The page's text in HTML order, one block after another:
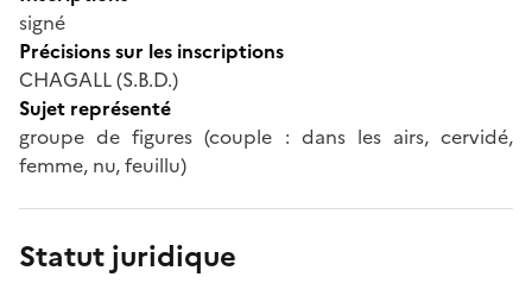
signé
Précisions sur les inscriptions
CHAGALL (S.B.D.)
Sujet représenté
groupe de figures (couple : dans les airs, cervidé,
femme, nu, feuillu)
Statut juridique